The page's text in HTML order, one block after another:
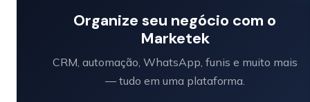
Organize seu negócio com o
Marketek
CRM, automação, WhatsApp, funis e muito mais
— tudo em uma plataforma.